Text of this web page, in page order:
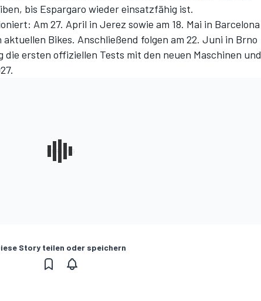
bis Espargaro wieder einsatzfähig ist.
Am 27. April in Jerez sowie am 18. Mai in Barcelona
Bikes. Anschließend folgen am 22. Juni in Brno
die ersten offiziellen Tests mit den neuen Maschinen und
Story teilen oder speichern